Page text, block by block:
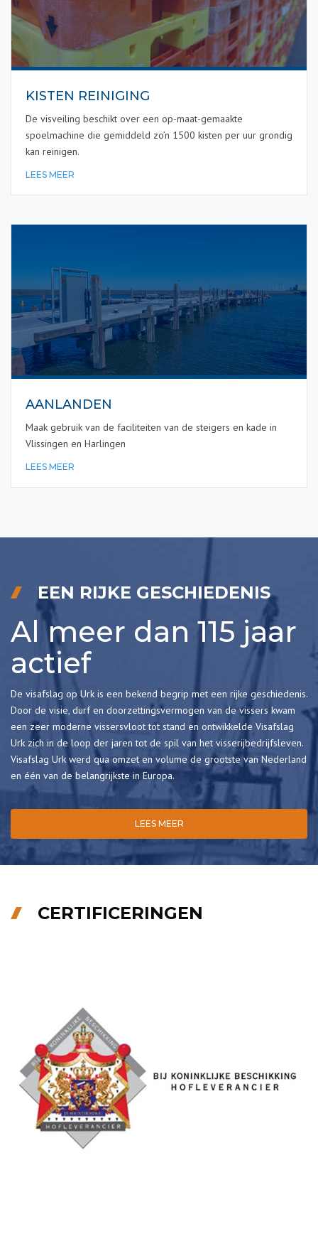
KISTEN REINIGING
De visveiling beschikt over een op-maat-gemaakte
spoelmachine die gemiddeld zo’n 1500 kisten per uur grondig
kan reinigen.
LEES MEER
AANLANDEN
Maak gebruik van de faciliteiten van de steigers en kade in
Vlissingen en Harlingen
LEES MEER
EEN RIJKE GESCHIEDENIS
Al meer dan 115 jaar
actief
De visafslag op Urk is een bekend begrip met een rijke geschiedenis.
Door de visie, durf en doorzettingsvermogen van de vissers kwam
een zeer moderne vissersvloot tot stand en ontwikkelde Visafslag
Urk zich in de loop der jaren tot de spil van het visserijbedrijfsleven.
Visafslag Urk werd qua omzet en volume de grootste van Nederland
en één van de belangrijkste in Europa.
LEES MEER
CERTIFICERINGEN